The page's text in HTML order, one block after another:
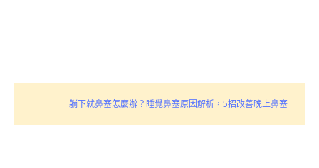
一躺下就鼻塞怎麼辦？睡覺鼻塞原因解析，5招改善晚上鼻塞